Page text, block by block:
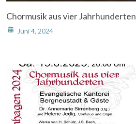
Chormusik aus vier Jahrhunderten
Juni 4, 2024